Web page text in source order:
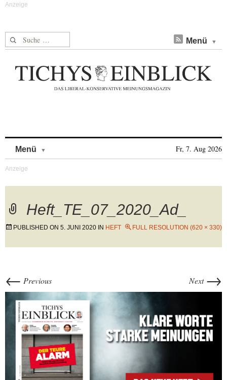
Suche nach: Menü
Menü Fr, 7. Aug 2026
Heft_TE_07_2020_Ad_
PUBLISHED ON 5. JUNI 2020 IN HEFT FULL RESOLUTION (620 × 330)
← Previous Next →